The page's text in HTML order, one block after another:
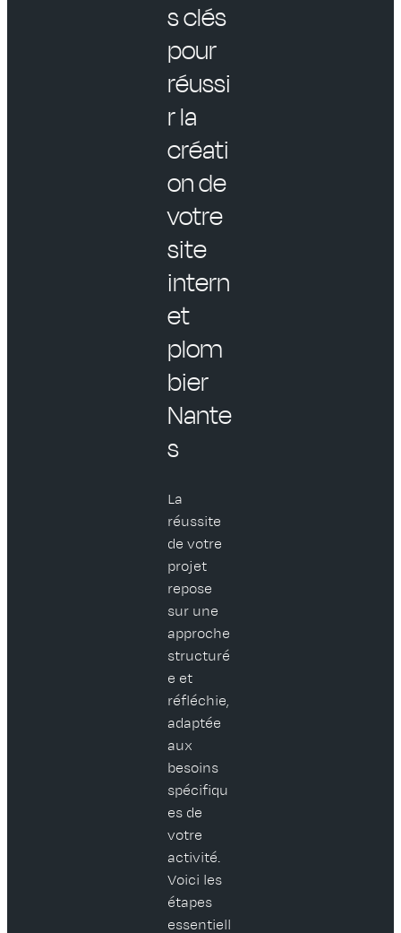
s clés
pour
réussi
r la
créati
on de
votre
site
intern
et
plom
bier
Nante
s
La
réussite
de votre
projet
repose
sur une
approche
structuré
e et
réfléchie,
adaptée
aux
besoins
spécifiqu
es de
votre
activité.
Voici les
étapes
essentiell